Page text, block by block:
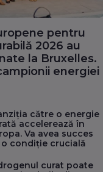
pentru
2026 au
la Bruxelles.
energiei
către o energie
accelerează în
Va avea succes
o condiție crucială
curat poate